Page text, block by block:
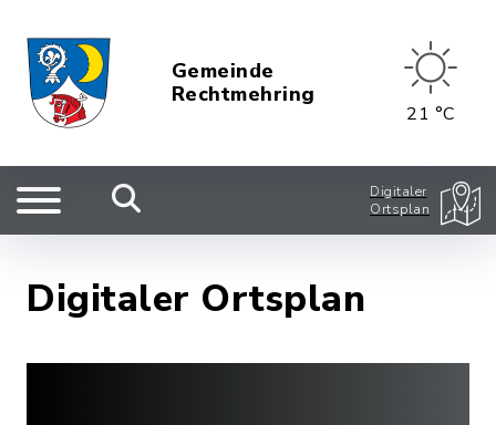
Gemeinde
Rechtmehring
21 °C
Digitaler
Ortsplan
Digitaler Ortsplan